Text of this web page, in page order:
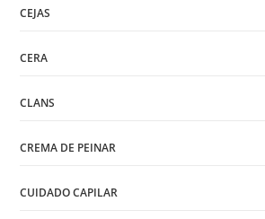
CEJAS
CERA
CLANS
CREMA DE PEINAR
CUIDADO CAPILAR